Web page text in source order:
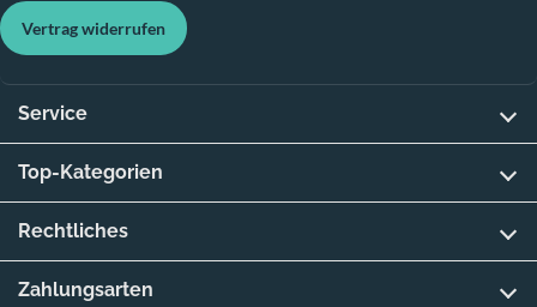
Vertrag widerrufen
Service
Top-Kategorien
Rechtliches
Zahlungsarten